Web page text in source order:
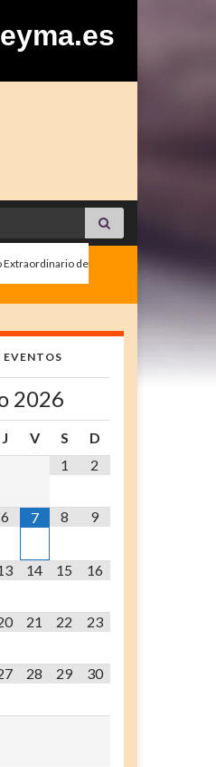
Extraordinario de
EVENTOS
2026
J V S
D
1
2
6 7 8 9
14 15 16
21 22 23
28 29 30